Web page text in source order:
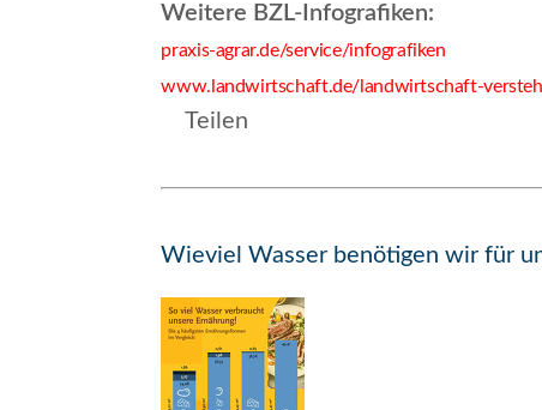
Weitere BZL-Infografiken:
praxis-agrar.de/service/infografiken
www.landwirtschaft.de/landwirtschaft-
Teilen
Wieviel Wasser benötigen wir für